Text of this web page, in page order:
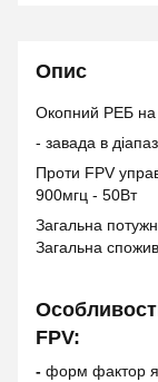
Опис
Окопний РЕБ на
- завада в
Проти FPV
900мгц - 50Вт
Загальна
Загальна
FPV:
- форм фактор